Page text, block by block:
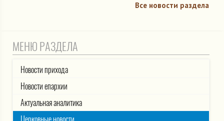
Все новости раздела
МЕНЮ РАЗДЕЛА
Новости прихода
Новости епархии
Актуальная аналитика